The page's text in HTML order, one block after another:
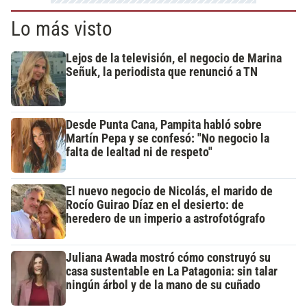
Lo más visto
Lejos de la televisión, el negocio de Marina
Señuk, la periodista que renunció a TN
Desde Punta Cana, Pampita habló sobre
Martín Pepa y se confesó: "No negocio la
falta de lealtad ni de respeto"
El nuevo negocio de Nicolás, el marido de
Rocío Guirao Díaz en el desierto: de
heredero de un imperio a astrofotógrafo
Juliana Awada mostró cómo construyó su
casa sustentable en La Patagonia: sin talar
ningún árbol y de la mano de su cuñado